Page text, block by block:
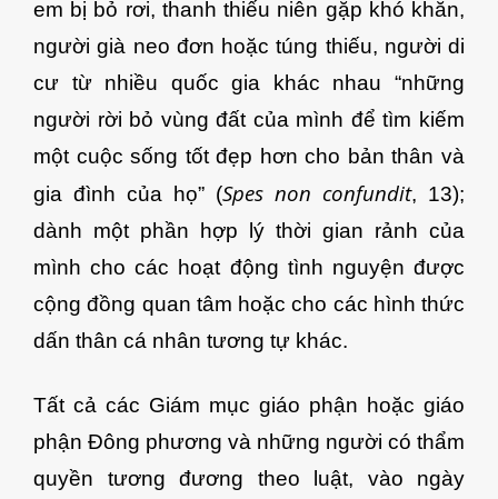
em bị bỏ rơi, thanh thiếu niên gặp khó khăn,
người già neo đơn hoặc túng thiếu, người di
cư từ nhiều quốc gia khác nhau “những
người rời bỏ vùng đất của mình để tìm kiếm
một cuộc sống tốt đẹp hơn cho bản thân và
gia đình của họ” (Spes non confundit, 13);
dành một phần hợp lý thời gian rảnh của
mình cho các hoạt động tình nguyện được
cộng đồng quan tâm hoặc cho các hình thức
dấn thân cá nhân tương tự khác.
Tất cả các Giám mục giáo phận hoặc giáo
phận Đông phương và những người có thẩm
quyền tương đương theo luật, vào ngày